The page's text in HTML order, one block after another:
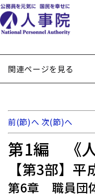
関連ページを見る
前(節)へ 次(節)へ
第1編 《人
【第3部】
第6章 職員団